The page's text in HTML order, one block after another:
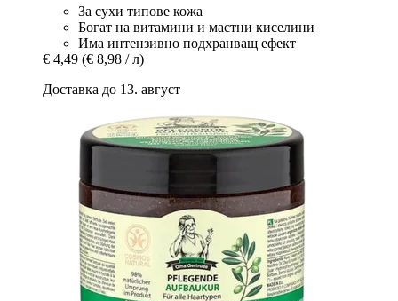
За сухи типове кожа
Богат на витамини и мастни киселини
Има интензивно подхранващ ефект
€ 4,49 (€ 8,98 / л)
Доставка до 13. август